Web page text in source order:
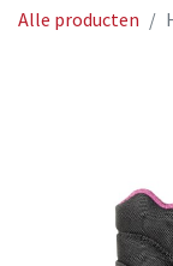
Alle producten